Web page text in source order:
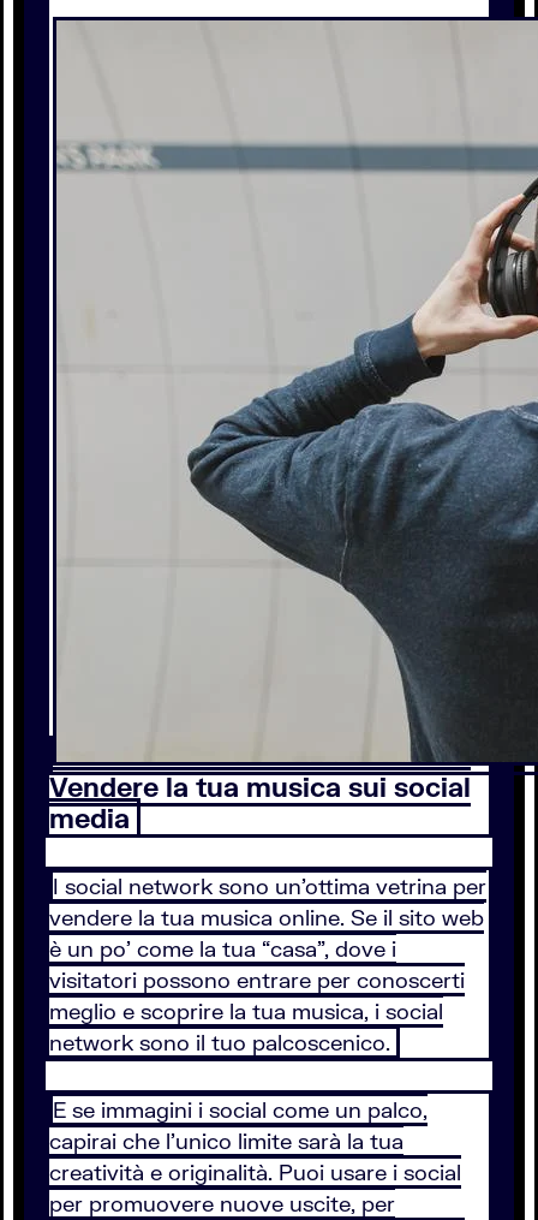
Vendere la tua musica sui social
media
I social network sono un’ottima vetrina per
vendere la tua musica online. Se il sito web
è un po’ come la tua “casa”, dove i
visitatori possono entrare per conoscerti
meglio e scoprire la tua musica, i social
network sono il tuo palcoscenico.
E se immagini i social come un palco,
capirai che l’unico limite sarà la tua
creatività e originalità. Puoi usare i social
per promuovere nuove uscite, per